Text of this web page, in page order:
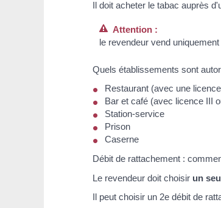
Il doit acheter le tabac auprès
Attention :
le revendeur vend
Quels établissements sont
Restaurant (avec une
Bar et café (avec licence III
Station-service
Prison
Caserne
Débit de rattachement :
Le revendeur doit choisir un
Il peut choisir un 2e débit de